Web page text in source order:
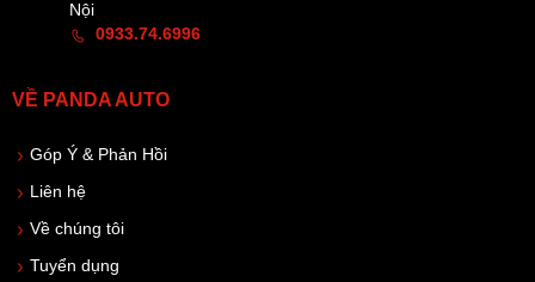
Nội
0933.74.6996
VỀ PANDA AUTO
Góp Ý & Phản Hồi
Liên hệ
Về chúng tôi
Tuyển dụng